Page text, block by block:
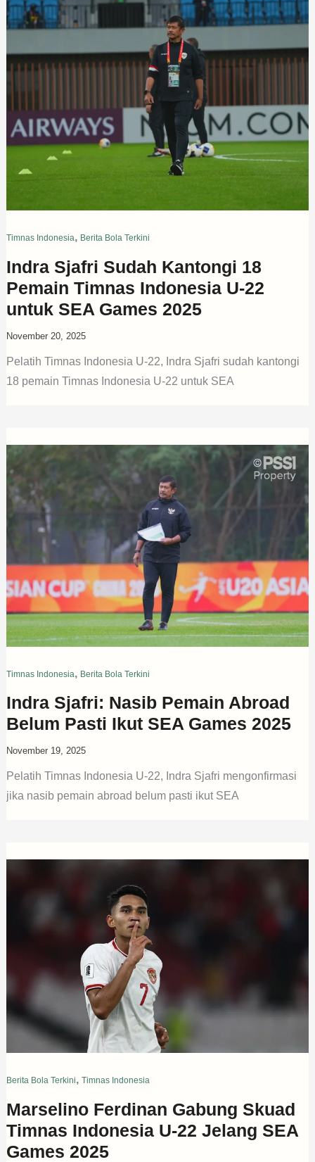
Timnas Indonesia, Berita Bola Terkini
Indra Sjafri Sudah Kantongi 18
Pemain Timnas Indonesia U-22
untuk SEA Games 2025
November 20, 2025
Pelatih Timnas Indonesia U-22, Indra Sjafri sudah kantongi
18 pemain Timnas Indonesia U-22 untuk SEA
Timnas Indonesia, Berita Bola Terkini
Indra Sjafri: Nasib Pemain Abroad
Belum Pasti Ikut SEA Games 2025
November 19, 2025
Pelatih Timnas Indonesia U-22, Indra Sjafri mengonfirmasi
jika nasib pemain abroad belum pasti ikut SEA
Berita Bola Terkini, Timnas Indonesia
Marselino Ferdinan Gabung Skuad
Timnas Indonesia U-22 Jelang SEA
Games 2025